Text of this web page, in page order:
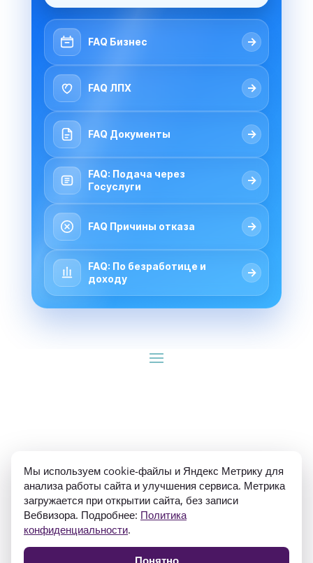
FAQ Бизнес →
FAQ ЛПХ →
FAQ Документы →
FAQ: Подача через
Госуслуги
→
FAQ Причины отказа →
FAQ: По безработице и
доходу
→
ИП Гуляев Е.А. ОГРН 310784709900570 ИНН
781020474307
Мы используем cookie-файлы и Яндекс Метрику для
анализа работы сайта и улучшения сервиса. Метрика
загружается при открытии сайта, без записи
Вебвизора. Подробнее: Политика
конфиденциальности.
Понятно